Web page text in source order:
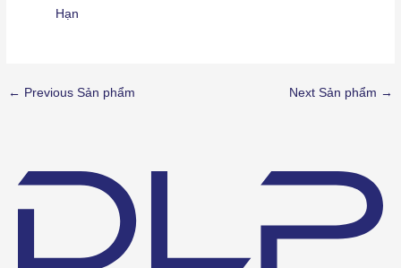
Hạn
← Previous Sản phẩm Next Sản phẩm →